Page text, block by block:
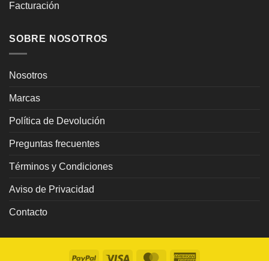
Facturación
SOBRE NOSOTROS
Nosotros
Marcas
Política de Devolución
Preguntas frecuentes
Términos y Condiciones
Aviso de Privacidad
Contacto
PayPal Visa MasterCard